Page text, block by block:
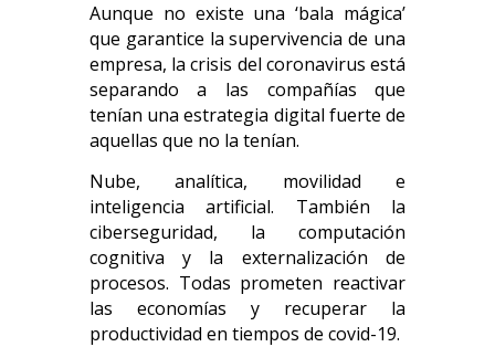
Aunque no existe una ‘bala mágica’
que garantice la supervivencia de una
empresa, la crisis del coronavirus está
separando a las compañías que
tenían una estrategia digital fuerte de
aquellas que no la tenían.
Nube, analítica, movilidad e
inteligencia artificial. También la
ciberseguridad, la computación
cognitiva y la externalización de
procesos. Todas prometen reactivar
las economías y recuperar la
productividad en tiempos de covid-19.